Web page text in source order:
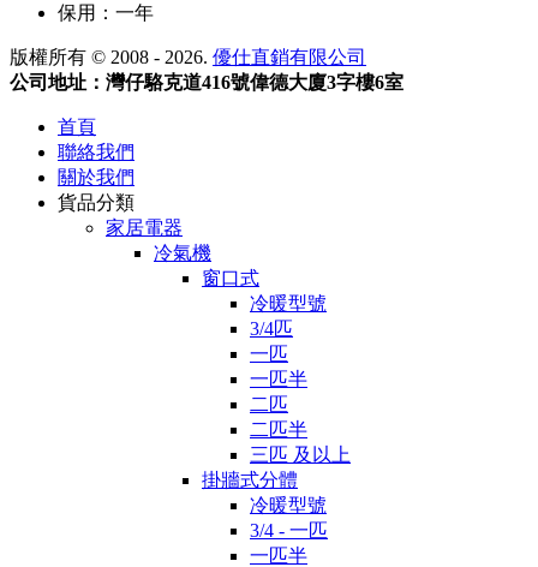
保用：一年
版權所有 © 2008 - 2026. 優仕直銷有限公司
公司地址：灣仔駱克道416號偉德大廈3字樓6室
首頁
聯絡我們
關於我們
貨品分類
家居電器
冷氣機
窗口式
冷暖型號
3/4匹
一匹
一匹半
二匹
二匹半
三匹 及以上
掛牆式分體
冷暖型號
3/4 - 一匹
一匹半